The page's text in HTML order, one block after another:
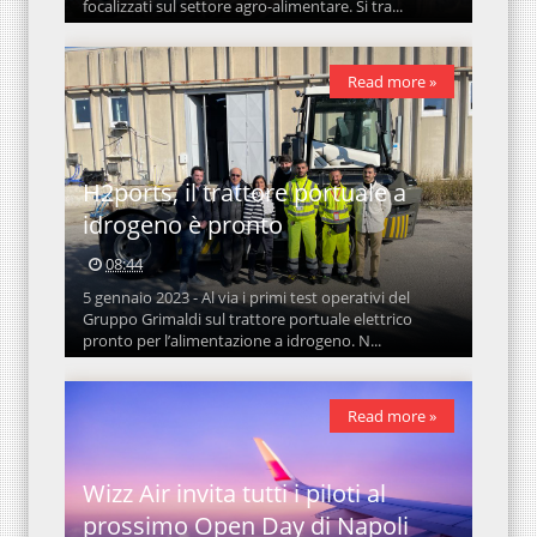
focalizzati sul settore agro-alimentare. Si tra...
H2ports, il trattore portuale a
idrogeno è pronto
08:44
5 gennaio 2023 - Al via i primi test operativi del
Gruppo Grimaldi sul trattore portuale elettrico
pronto per l’alimentazione a idrogeno. N...
Read more »
Wizz Air invita tutti i piloti al
prossimo Open Day di Napoli
Read more »